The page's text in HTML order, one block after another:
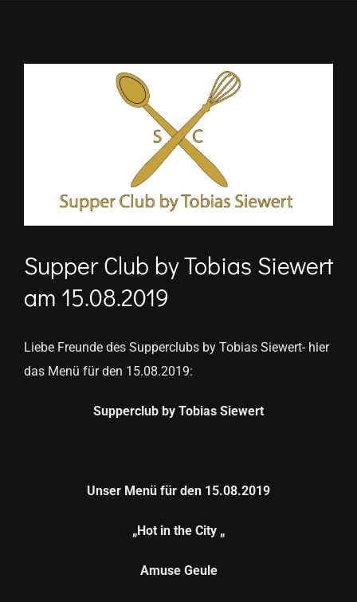
Supper Club by Tobias Siewert
am 15.08.2019
Liebe Freunde des Supperclubs by Tobias Siewert- hier
das Menü für den 15.08.2019:
Supperclub by Tobias Siewert
Unser Menü für den 15.08.2019
„Hot in the City „
Amuse Geule